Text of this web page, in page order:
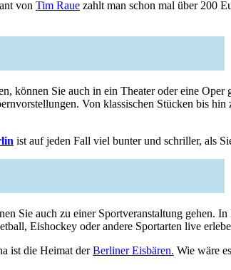
von Tim Raue zahlt man schon mal über 200
können Sie auch in ein Theater oder eine Oper
Von klassischen Stücken bis hin
ist auf jeden Fall viel bunter und schriller, als
Sie auch zu einer Sportveranstaltung gehen.
Eishockey oder andere Sportarten live
ist die Heimat derBerliner Eisbären. Wie wäre